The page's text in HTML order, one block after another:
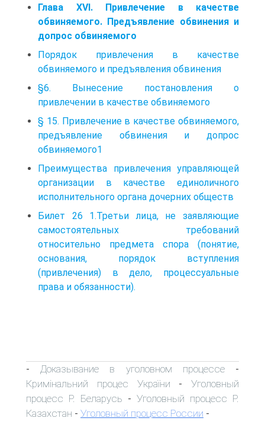
Глава XVI. Привлечение в качестве
обвиняемого. Предъявление обвинения и
допрос обвиняемого
Порядок привлечения в качестве
обвиняемого и предъявления обвинения
§6. Вынесение постановления о
привлечении в качестве обвиняемого
§ 15. Привлечение в качестве обвиняемого,
предъявление обвинения и допрос
обвиняемого1
Преимущества привлечения управляющей
организации в качестве единоличного
исполнительного органа дочерних обществ
Билет 26 1.Третьи лица, не заявляющие
самостоятельных требований
относительно предмета спора (понятие,
основания, порядок вступления
(привлечения) в дело, процессуальные
права и обязанности).
- Доказывание в уголовном процессе-
Кримінальний процес України - Уголовный
процесс Р. Беларусь - Уголовный процесс Р.
Казахстан - Уголовный процесс России -